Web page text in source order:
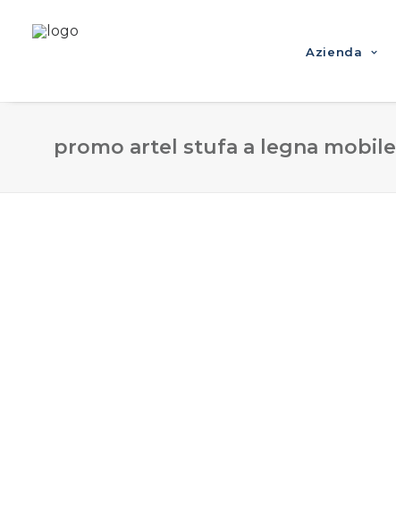
Azienda
promo artel stufa a legna mobile